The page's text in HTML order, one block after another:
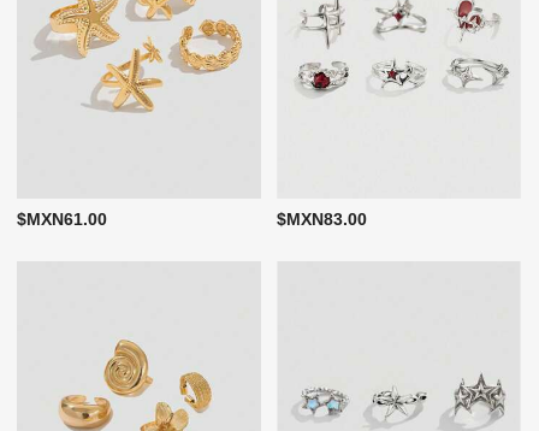
$MXN61.00 $MXN83.00